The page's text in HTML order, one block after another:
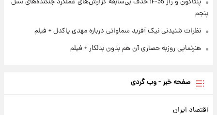
پنجم
نظرات شنیدنی نیک آفرید سماواتی درباره مهدی پاکدل + فیلم
هنرنمایی روزبه حصاری آن هم بدون بدلکار + فیلم
صفحه خبر - وب گردی
اقتصاد ایران